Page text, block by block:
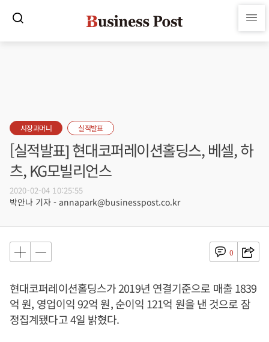
시장과머니 실적발표
[실적발표] 현대코퍼레이션홀딩스, 베셀, 하
츠, KG모빌리언스
2020-02-04 10:25:55
박안나 기자 - annapark@businesspost.co.kr
0
현대코퍼레이션홀딩스가 2019년 연결기준으로 매출 1839
억 원, 영업이익 92억 원, 순이익 121억 원을 낸 것으로 잠
정집계됐다고 4일 밝혔다.